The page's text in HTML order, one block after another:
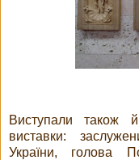
Виступали також
виставки:
України, голова